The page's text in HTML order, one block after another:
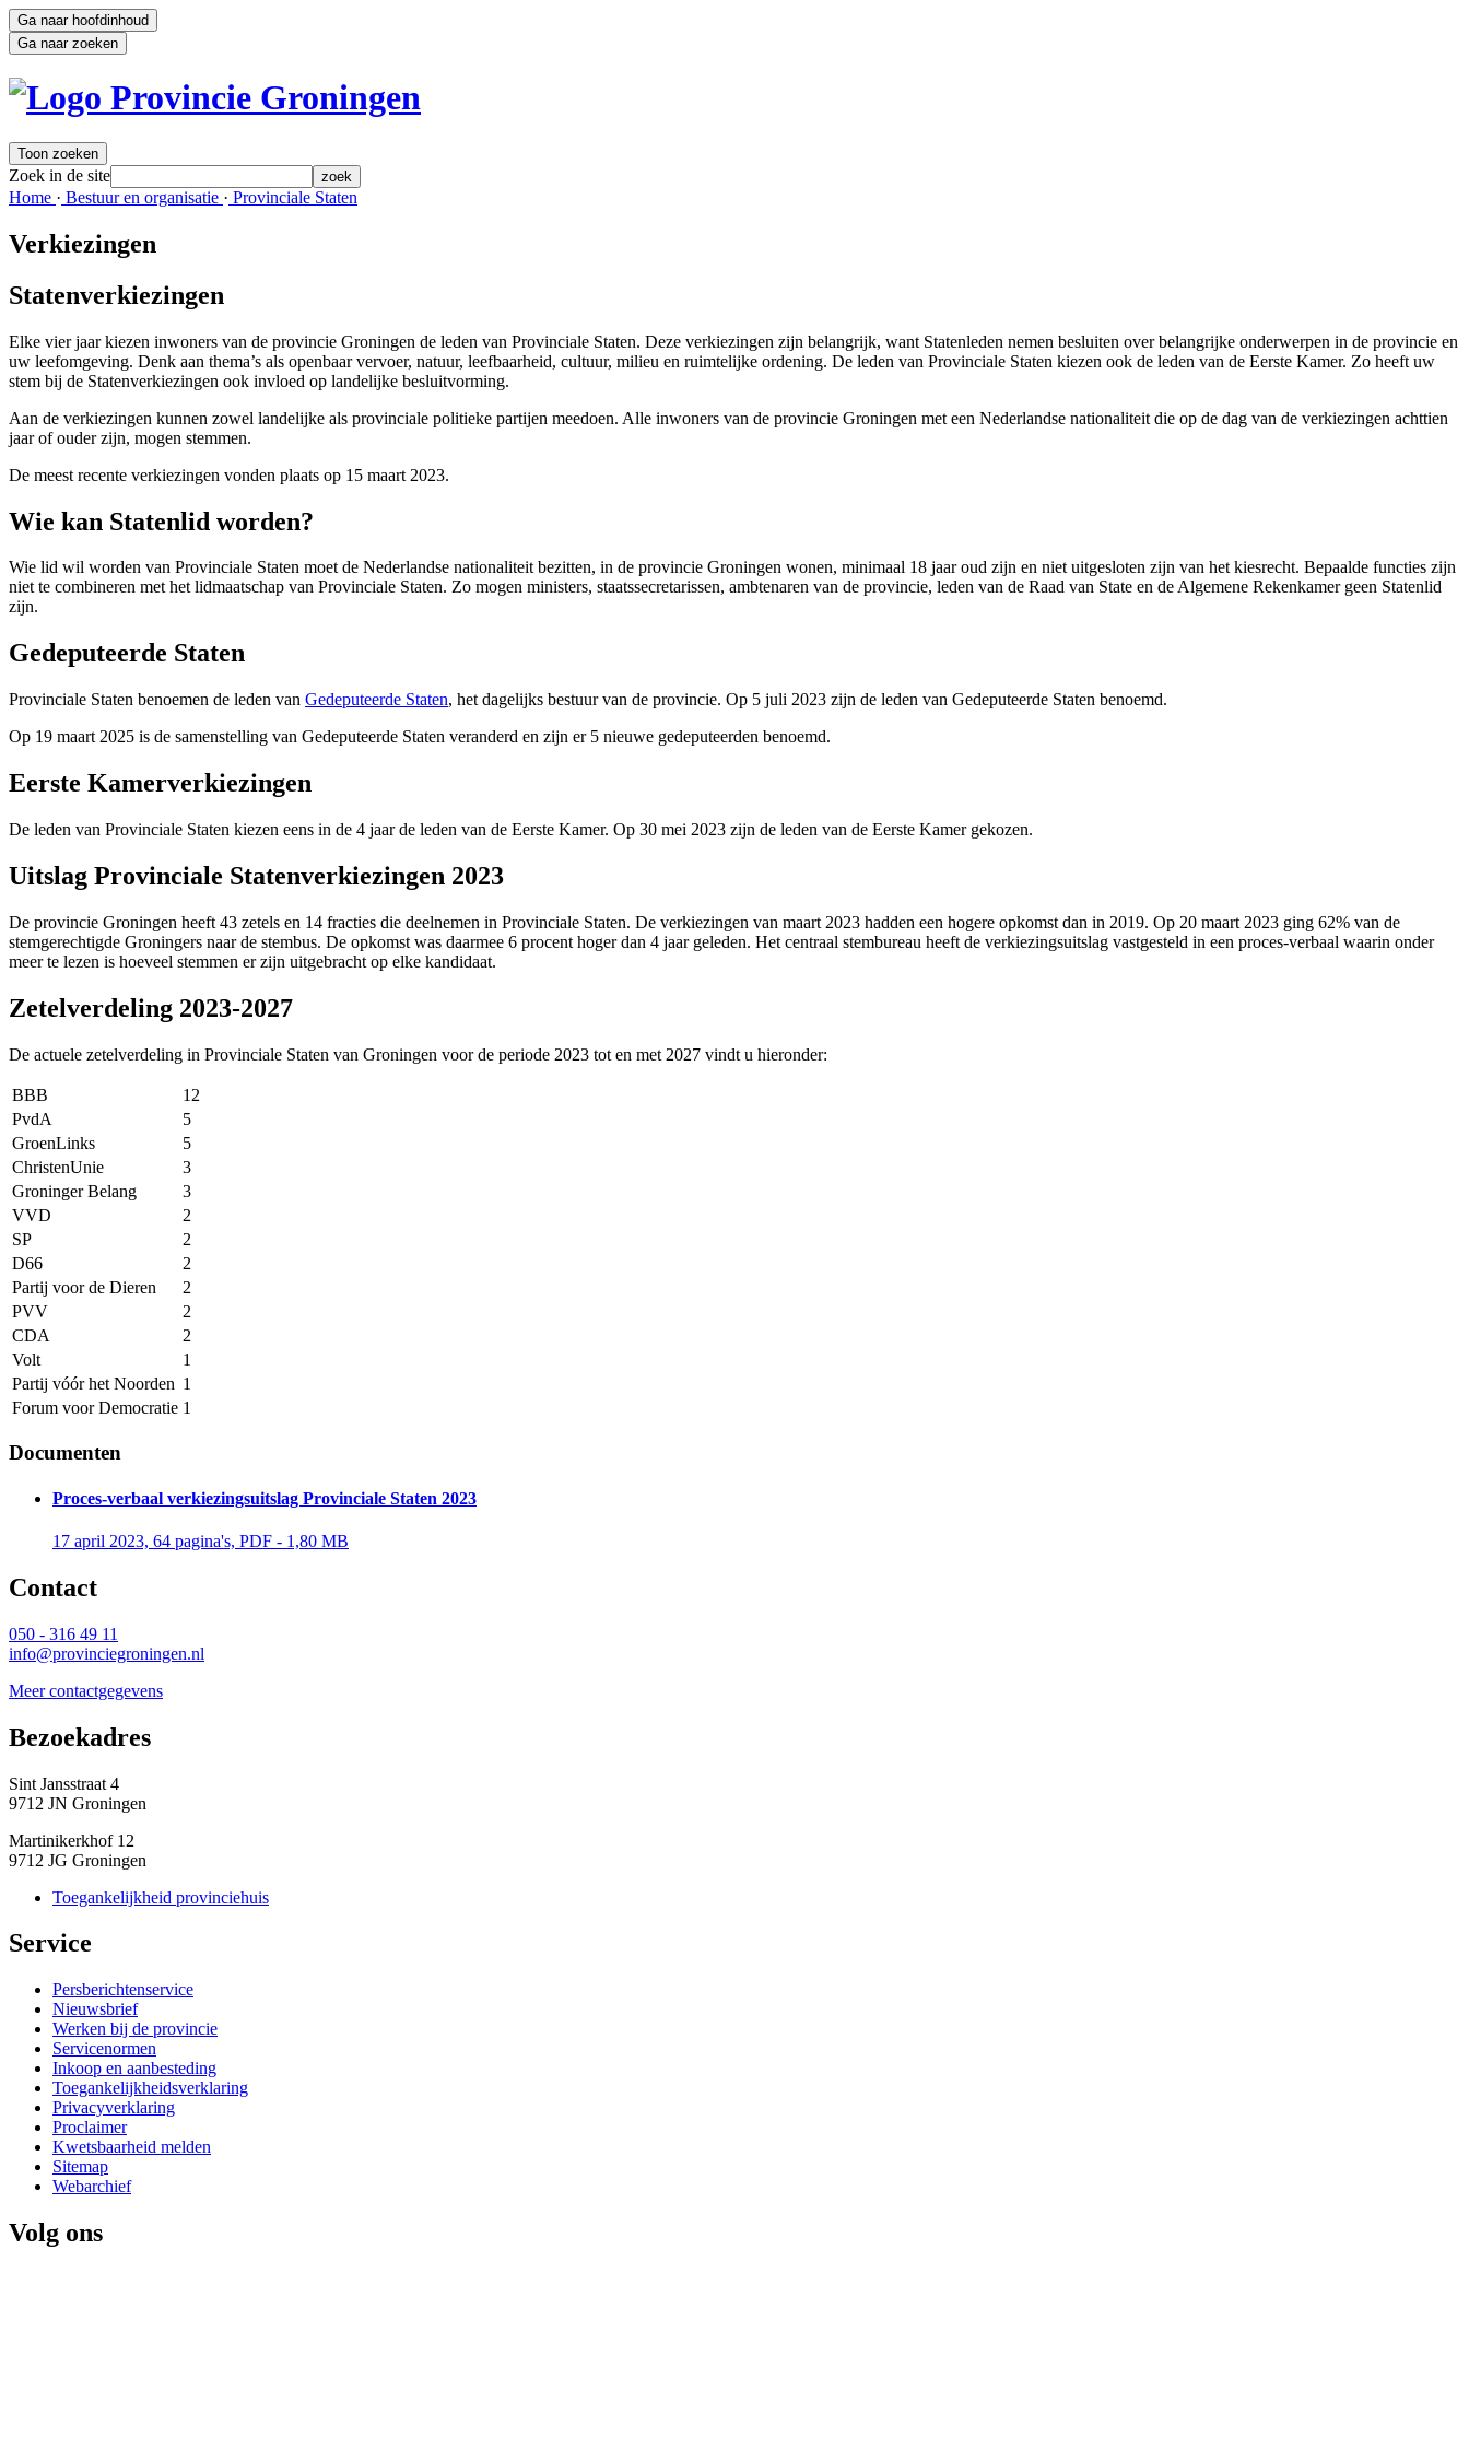
Ga naar hoofdinhoud
Ga naar zoeken
Toon zoeken
Zoek in de site zoek
Home · Bestuur en organisatie · Provinciale Staten
Verkiezingen
Statenverkiezingen
Elke vier jaar kiezen inwoners van de provincie Groningen de leden van Provinciale Staten. Deze verkiezingen zijn belangrijk, want Statenleden nemen besluiten over belangrijke onderwerpen in de provincie en
uw leefomgeving. Denk aan thema’s als openbaar vervoer, natuur, leefbaarheid, cultuur, milieu en ruimtelijke ordening. De leden van Provinciale Staten kiezen ook de leden van de Eerste Kamer. Zo heeft uw
stem bij de Statenverkiezingen ook invloed op landelijke besluitvorming.
Aan de verkiezingen kunnen zowel landelijke als provinciale politieke partijen meedoen. Alle inwoners van de provincie Groningen met een Nederlandse nationaliteit die op de dag van de verkiezingen achttien
jaar of ouder zijn, mogen stemmen.
De meest recente verkiezingen vonden plaats op 15 maart 2023.
Wie kan Statenlid worden?
Wie lid wil worden van Provinciale Staten moet de Nederlandse nationaliteit bezitten, in de provincie Groningen wonen, minimaal 18 jaar oud zijn en niet uitgesloten zijn van het kiesrecht. Bepaalde functies zijn
niet te combineren met het lidmaatschap van Provinciale Staten. Zo mogen ministers, staatssecretarissen, ambtenaren van de provincie, leden van de Raad van State en de Algemene Rekenkamer geen Statenlid
zijn.
Gedeputeerde Staten
Provinciale Staten benoemen de leden van Gedeputeerde Staten, het dagelijks bestuur van de provincie. Op 5 juli 2023 zijn de leden van Gedeputeerde Staten benoemd.
Op 19 maart 2025 is de samenstelling van Gedeputeerde Staten veranderd en zijn er 5 nieuwe gedeputeerden benoemd.
Eerste Kamerverkiezingen
De leden van Provinciale Staten kiezen eens in de 4 jaar de leden van de Eerste Kamer. Op 30 mei 2023 zijn de leden van de Eerste Kamer gekozen.
Uitslag Provinciale Statenverkiezingen 2023
De provincie Groningen heeft 43 zetels en 14 fracties die deelnemen in Provinciale Staten. De verkiezingen van maart 2023 hadden een hogere opkomst dan in 2019. Op 20 maart 2023 ging 62% van de
stemgerechtigde Groningers naar de stembus. De opkomst was daarmee 6 procent hoger dan 4 jaar geleden. Het centraal stembureau heeft de verkiezingsuitslag vastgesteld in een proces-verbaal waarin onder
meer te lezen is hoeveel stemmen er zijn uitgebracht op elke kandidaat.
Zetelverdeling 2023-2027
De actuele zetelverdeling in Provinciale Staten van Groningen voor de periode 2023 tot en met 2027 vindt u hieronder:
BBB
12
PvdA
5
GroenLinks
5
ChristenUnie
3
Groninger Belang
3
VVD
2
SP
2
D66
2
Partij voor de Dieren
2
PVV
2
CDA
2
Volt
1
Partij vóór het Noorden 1
Forum voor Democratie 1
Documenten
Proces-verbaal verkiezingsuitslag Provinciale Staten 2023
17 april 2023, 64 pagina's, PDF - 1,80 MB
Contact
050 - 316 49 11
info@provinciegroningen.nl
Meer contactgegevens
Bezoekadres
Sint Jansstraat 4
9712 JN Groningen
Martinikerkhof 12
9712 JG Groningen
Toegankelijkheid provinciehuis
Service
Persberichtenservice
Nieuwsbrief
Werken bij de provincie
Servicenormen
Inkoop en aanbesteding
Toegankelijkheidsverklaring
Privacyverklaring
Proclaimer
Kwetsbaarheid melden
Sitemap
Webarchief
Volg ons